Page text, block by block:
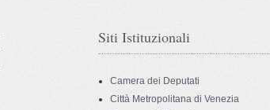
Siti Istituzionali
Camera dei Deputati
Città Metropolitana di Venezia